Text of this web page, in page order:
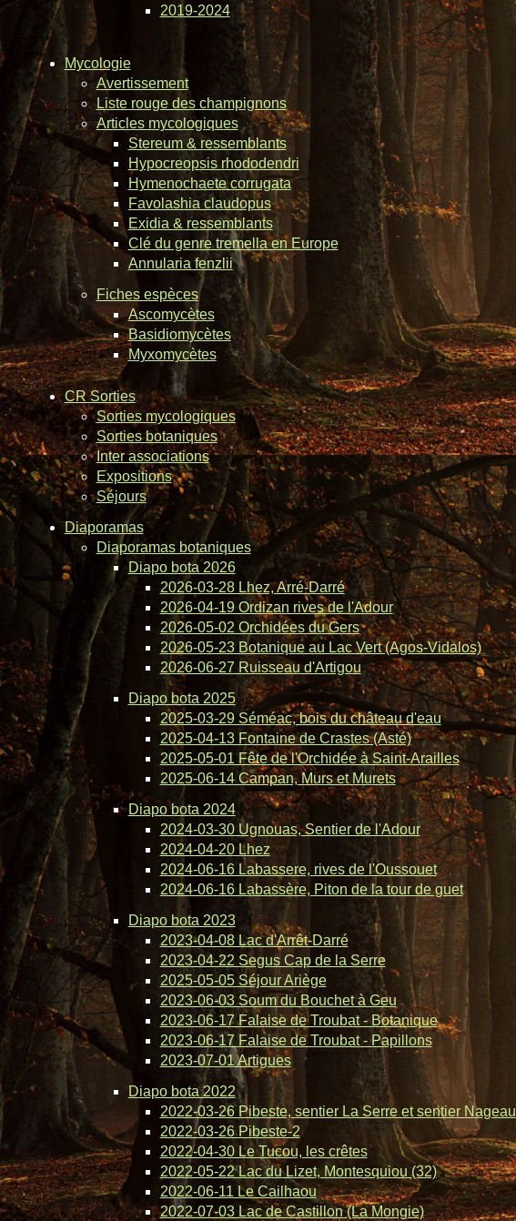
2019-2024
Mycologie
Avertissement
Liste rouge des champignons
Articles mycologiques
Stereum & ressemblants
Hypocreopsis rhododendri
Hymenochaete corrugata
Favolashia claudopus
Exidia & ressemblants
Clé du genre tremella en Europe
Annularia fenzlii
Fiches espèces
Ascomycètes
Basidiomycètes
Myxomycètes
CR Sorties
Sorties mycologiques
Sorties botaniques
Inter associations
Expositions
Séjours
Diaporamas
Diaporamas botaniques
Diapo bota 2026
2026-03-28 Lhez, Arré-Darré
2026-04-19 Ordizan rives de l'Adour
2026-05-02 Orchidées du Gers
2026-05-23 Botanique au Lac Vert (Agos-Vidalos)
2026-06-27 Ruisseau d'Artigou
Diapo bota 2025
2025-03-29 Séméac, bois du château d'eau
2025-04-13 Fontaine de Crastes (Asté)
2025-05-01 Fête de l'Orchidée à Saint-Arailles
2025-06-14 Campan, Murs et Murets
Diapo bota 2024
2024-03-30 Ugnouas, Sentier de l'Adour
2024-04-20 Lhez
2024-06-16 Labassere, rives de l'Oussouet
2024-06-16 Labassère, Piton de la tour de guet
Diapo bota 2023
2023-04-08 Lac d'Arrêt-Darré
2023-04-22 Segus Cap de la Serre
2025-05-05 Séjour Ariège
2023-06-03 Soum du Bouchet à Geu
2023-06-17 Falaise de Troubat - Botanique
2023-06-17 Falaise de Troubat - Papillons
2023-07-01 Artigues
Diapo bota 2022
2022-03-26 Pibeste, sentier La Serre et sentier Nageau
2022-03-26 Pibeste-2
2022-04-30 Le Tucou, les crêtes
2022-05-22 Lac du Lizet, Montesquiou (32)
2022-06-11 Le Cailhaou
2022-07-03 Lac de Castillon (La Mongie)